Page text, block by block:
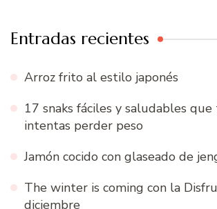
Entradas recientes
Arroz frito al estilo japonés
17 snaks fáciles y saludables
intentas perder peso
Jamón cocido con glaseado de
The winter is coming con la
diciembre